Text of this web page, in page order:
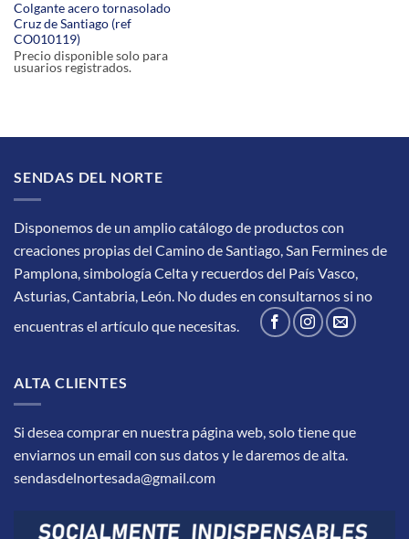
Colgante acero tornasolado
Cruz de Santiago (ref
CO010119)
Precio disponible solo para
usuarios registrados.
SENDAS DEL NORTE
Disponemos de un amplio catálogo de productos con
creaciones propias del Camino de Santiago, San Fermines de
Pamplona, simbología Celta y recuerdos del País Vasco,
Asturias, Cantabria, León. No dudes en consultarnos si no
encuentras el artículo que necesitas.
ALTA CLIENTES
Si desea comprar en nuestra página web, solo tiene que
enviarnos un email con sus datos y le daremos de alta.
sendasdelnortesada@gmail.com